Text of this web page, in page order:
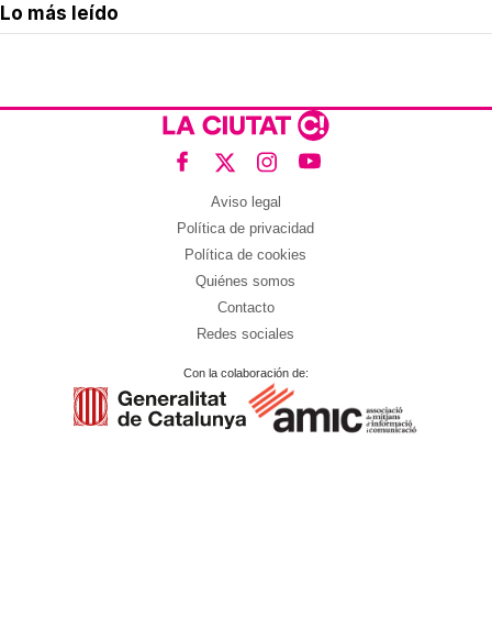
Lo más leído
Aviso legal
Política de privacidad
Política de cookies
Quiénes somos
Contacto
Redes sociales
Con la colaboración de: